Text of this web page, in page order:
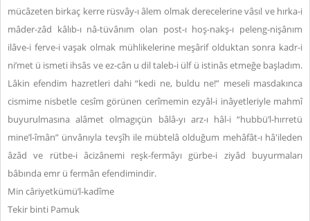
mücâzeten birkaç kerre rüsvây-ı âlem olmak derecelerine vâsıl ve hırka-i
mâder-zâd kâlıb-ı nâ-tüvânım olan post-ı hoş-nakş-ı peleng-nişânım
ilâve-i ferve-i vaşak olmak mühlikelerine meşârif olduktan sonra kadr-i
ni’met ü ismeti ihsâs ve ez-cân u dil taleb-i ülf ü istinâs etmeğe başladım.
Lâkin efendim hazretleri dahi “kedi ne, buldu ne!” meseli masdakınca
cismime nisbetle cesîm görünen cerîmemin ezyâl-i inâyetleriyle mahmî
buyurulmasına alâmet olmagıçün bâlâ-yı arz-ı hâl-i “hubbü’l-hırretü
mine’l-îmân” ünvânıyla tevşîh ile mübtelâ olduğum mehâfât-ı hâ'ileden
âzâd ve rütbe-i âcizânemi reşk-fermâyı gürbe-i ziyâd buyurmaları
bâbında emr ü fermân efendimindir.
Min câriyetkümü’l-kadîme
Tekir binti Pamuk